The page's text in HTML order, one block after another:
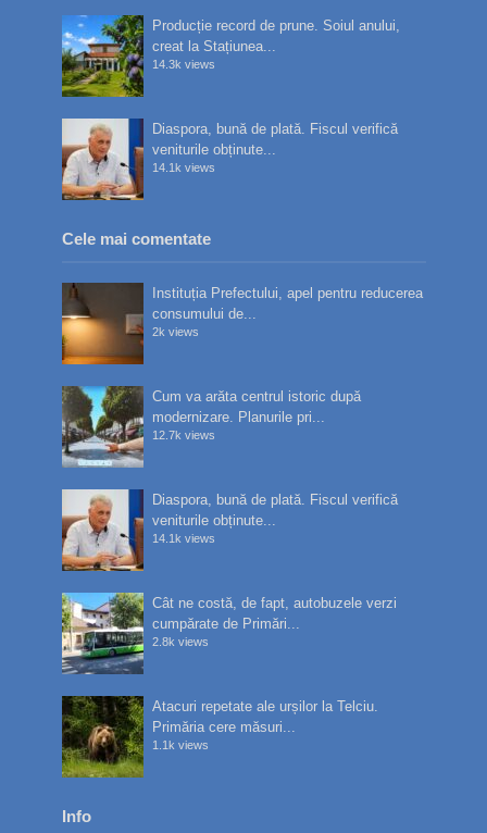
Producție record de prune. Soiul anului,
creat la Stațiunea...
14.3k views
Diaspora, bună de plată. Fiscul verifică
veniturile obținute...
14.1k views
Cele mai comentate
Instituția Prefectului, apel pentru reducerea
consumului de...
2k views
Cum va arăta centrul istoric după
modernizare. Planurile pri...
12.7k views
Diaspora, bună de plată. Fiscul verifică
veniturile obținute...
14.1k views
Cât ne costă, de fapt, autobuzele verzi
cumpărate de Primări...
2.8k views
Atacuri repetate ale urșilor la Telciu.
Primăria cere măsuri...
1.1k views
Info